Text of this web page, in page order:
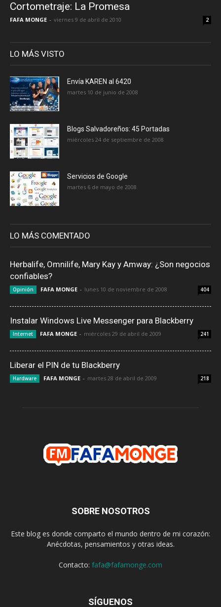
Cortometraje: La Promesa
FAFA MONGE - viernes 9 de abril de 2010 2
LO MÁS VISTO
Envía KAREN al 6420
martes 10 de junio de 2008
Blogs Salvadoreños: 45 Portadas
miércoles 24 de septiembre de 2008
Servicios de Google
martes 6 de mayo de 2008
LO MÁS COMENTADO
Herbalife, Omnilife, Mary Kay y Amway: ¿Son negocios
confiables?
Opinión FAFA MONGE - lunes 10 de noviembre de 2008 404
Instalar Windows Live Messenger para Blackberry
Internet FAFA MONGE - miércoles 29 de abril de 2009 241
Liberar el PIN de tu Blackberry
Hardware FAFA MONGE - martes 28 de abril de 2009 218
SOBRE NOSOTROS
Este blog es donde comparto el mundo dentro de mi corazón:
Anécdotas, pensamientos y otras ideas.
Contacto: fafa@fafamonge.com
SÍGUENOS